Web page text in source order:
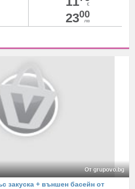
€
2300
лв
От grupovo.bg
закуска + външен басейн от